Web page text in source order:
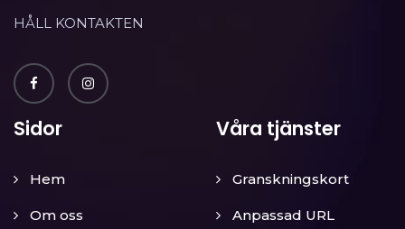
HÅLL KONTAKTEN
Sidor
Hem
Om oss
Våra tjänster
Granskningskort
Anpassad URL